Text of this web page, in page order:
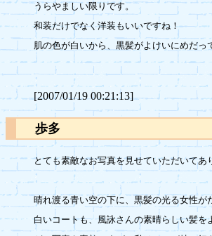
うらやましい限りです。
和装だけでなく洋装もいいですね！
肌の色が白いから、黒髪がよけいにめだっ
[2007/01/19 00:21:13]
歩多
とても素敵なお写真を見せていただいてあ
晴れ渡る青い空の下に、黒髪の光る女性が
白いコートも、風詠さんの素晴らしい髪を